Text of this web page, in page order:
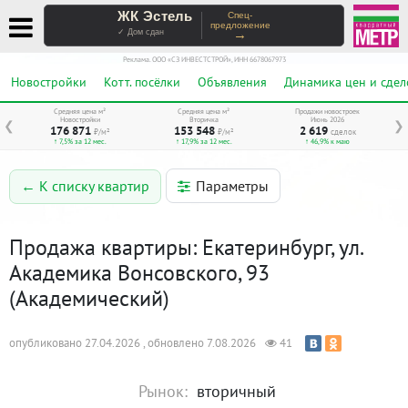
ЖК Эстель
✓ Дом сдан
Спец-
предложение
→
Реклама. ООО «СЗ ИНВЕСТСТРОЙ», ИНН 6678067973
Новостройки Котт. посёлки Объявления Динамика цен и
❮ ❯
Средняя цена м²
Новостройки
176 871 ₽/м²
↑ 7,5% за 12 мес.
Средняя цена м²
Вторичка
153 548 ₽/м²
↑ 17,9% за 12 мес.
Продажи новостроек
Июнь 2026
2 619 сделок
↑ 46,9% к маю
← К списку квартир Параметры
Продажа квартиры: Екатеринбург, ул.
Академика Вонсовского, 93
(Академический)
опубликовано 27.04.2026 , обновлено 7.08.2026 41
Рынок: вторичный